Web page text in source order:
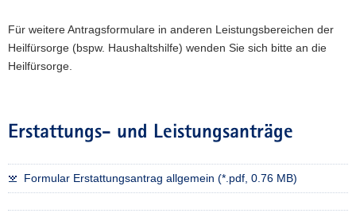
Für weitere Antragsformulare in anderen Leistungsbereichen der
Heilfürsorge (bspw. Haushaltshilfe) wenden Sie sich bitte an die
Heilfürsorge.
Erstattungs- und Leistungsanträge
Formular Erstattungsantrag allgemein (*.pdf, 0.76 MB)